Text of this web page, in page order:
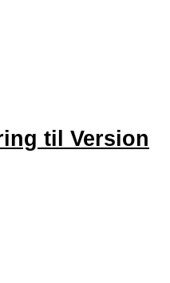
til Version